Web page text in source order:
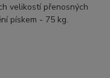
velikostí přenosných
pískem - 75 kg.